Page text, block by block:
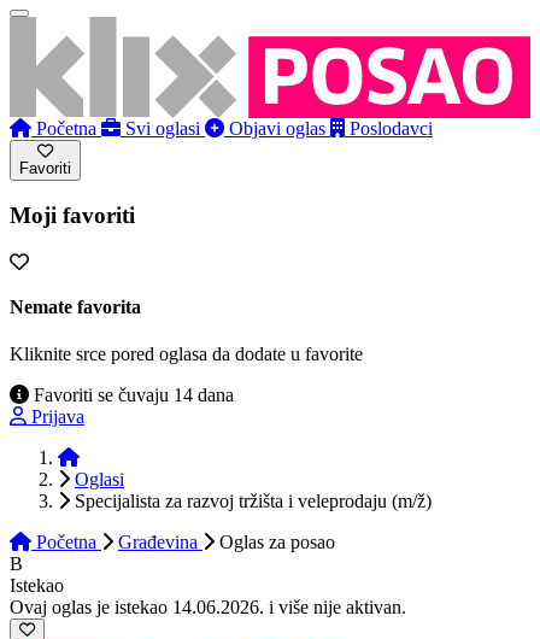
Početna Svi oglasi Objavi oglas Poslodavci
Favoriti
Moji favoriti
Nemate favorita
Kliknite srce pored oglasa da dodate u favorite
Favoriti se čuvaju 14 dana
Prijava
Početna
Oglasi
Specijalista za razvoj tržišta i veleprodaju (m/ž)
Početna
Građevina Oglas za posao
B
Istekao
Ovaj oglas je istekao 14.06.2026. i više nije aktivan.